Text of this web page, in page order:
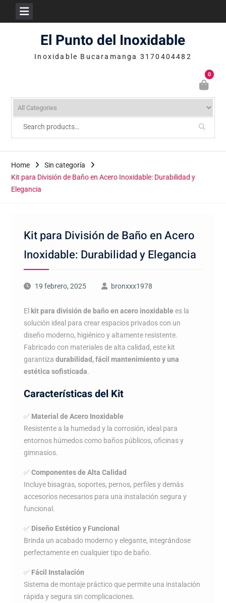
El Punto del Inoxidable
Inoxidable Bucaramanga 3170404482
0
Home
Sin categoría
Kit para División de Baño en Acero Inoxidable: Durabilidad y
Elegancia
Kit para División de Baño en Acero
Inoxidable: Durabilidad y Elegancia
19 febrero, 2025 bronxxx1978
El kit para división de baño en acero inoxidable es la
solución ideal para crear espacios privados con un
diseño moderno, higiénico y altamente resistente.
Fabricado con materiales de alta calidad, este kit
garantiza durabilidad, fácil mantenimiento y una
estética sofisticada.
Características del Kit
✅ Material de Acero Inoxidable
Resistente a la humedad y la corrosión, ideal para
entornos húmedos como baños públicos, oficinas y
gimnasios.
✅Componentes de Alta Calidad
Incluye bisagras, soportes, pernos, perfiles y demás
accesorios necesarios para una instalación segura y
funcional.
✅ Diseño Estético y Funcional
Brinda un acabado moderno y elegante, integrándose
perfectamente en cualquier tipo de baño.
✅ Fácil Instalación
Sistema de montaje práctico que permite una instalación
rápida y segura sin complicaciones.